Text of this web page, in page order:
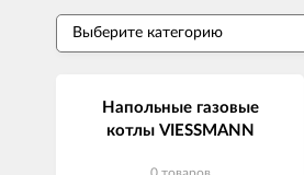
Напольные газовые
котлы VIESSMANN